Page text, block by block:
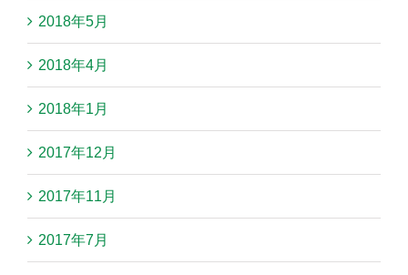
2018年5月
2018年4月
2018年1月
2017年12月
2017年11月
2017年7月